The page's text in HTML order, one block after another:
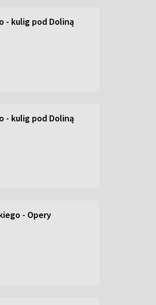
- kulig pod Doliną
- kulig pod Doliną
- Opery